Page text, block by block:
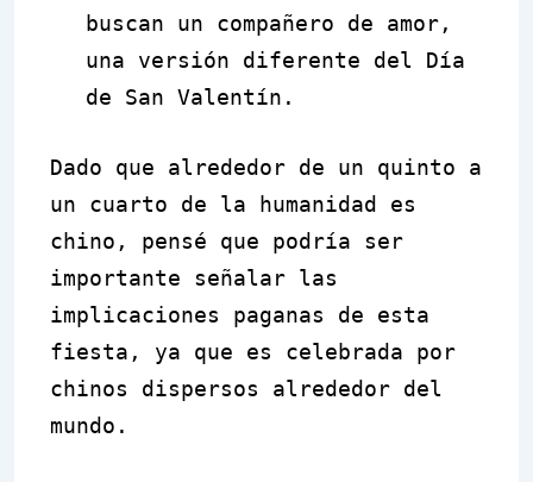
buscan un compañero de amor,
una versión diferente del Día
de San Valentín.
Dado que alrededor de un quinto a
un cuarto de la humanidad es
chino, pensé que podría ser
importante señalar las
implicaciones paganas de esta
fiesta, ya que es celebrada por
chinos dispersos alrededor del
mundo.